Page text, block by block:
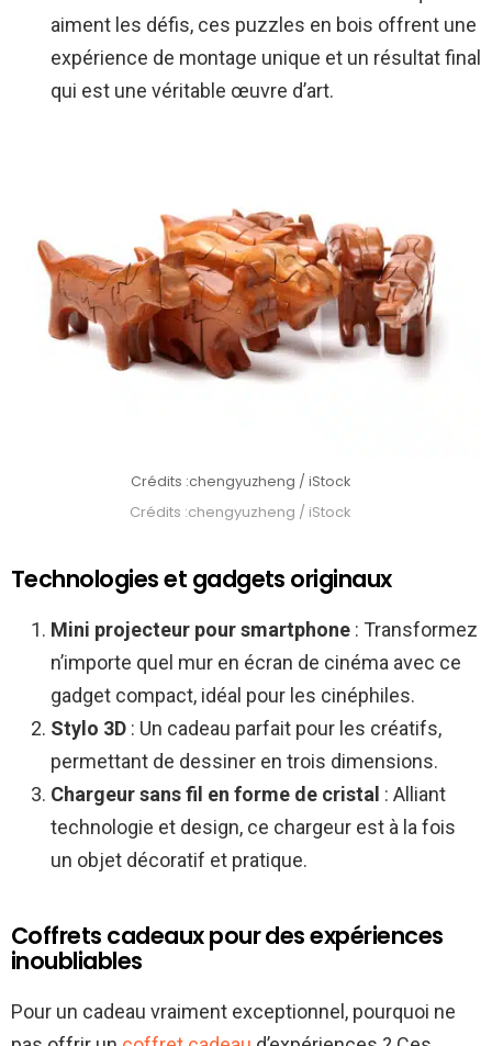
aiment les défis, ces puzzles en bois offrent une
expérience de montage unique et un résultat final
qui est une véritable œuvre d’art.
Crédits :chengyuzheng / iStock
Crédits :chengyuzheng / iStock
Technologies et gadgets originaux
Mini projecteur pour smartphone : Transformez
n’importe quel mur en écran de cinéma avec ce
gadget compact, idéal pour les cinéphiles.
Stylo 3D : Un cadeau parfait pour les créatifs,
permettant de dessiner en trois dimensions.
Chargeur sans fil en forme de cristal : Alliant
technologie et design, ce chargeur est à la fois
un objet décoratif et pratique.
Coffrets cadeaux pour des expériences
inoubliables
Pour un cadeau vraiment exceptionnel, pourquoi ne